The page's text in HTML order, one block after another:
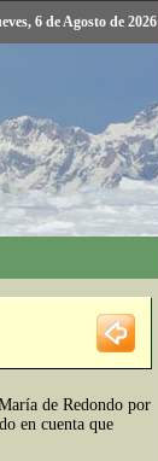
6 de Agosto de 2026
de Redondo por
en cuenta que